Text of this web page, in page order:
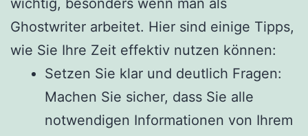
Ghostwriter arbeitet. Hier sind einige Tipps,
wie Sie Ihre Zeit effektiv nutzen können:
Setzen Sie klar und deutlich Fragen:
Machen Sie sicher, dass Sie alle
notwendigen Informationen von Ihrem